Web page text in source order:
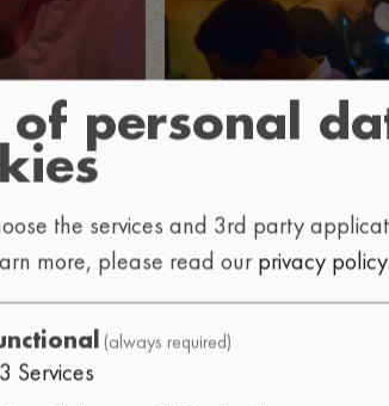
of personal
the services and 3rd party
more, please read our privacy policy.
(always required)
3 Services